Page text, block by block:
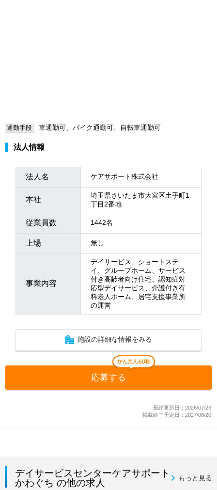
通勤手段 車通勤可、バイク通勤可、自転車通勤可
法人情報
法人名 ケアサポート株式会社
本社
埼玉県さいたま市大宮区土手町1
丁目2番地
従業員数 1442名
上場 無し
事業内容
デイサービス、ショートステ
イ、グループホーム、サービス
付き高齢者向け住宅、認知症対
応型デイサービス、介護付き有
料老人ホーム、居宅支援事業所
の運営
施設の詳細な情報をみる
応募する
最終更新日：2026/07/23
掲載終了予定日：2027/08/20
デイサービスセンターケアサポート
かわぐち の他の求人
もっと見る